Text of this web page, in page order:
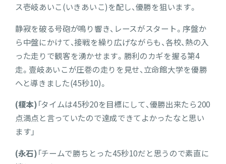
ス壱岐あいこ(いきあいこ)を配し、優勝を狙います。
静寂を破る号砲が鳴り響き、レースがスタート。序盤か
ら中盤にかけて、接戦を繰り広げながらも、各校、熱の入
った走りで観客を湧かせます。勝利のカギを握る第4
走。壹岐あいこが圧巻の走りを見せ、立命館大学を優勝
へと導きました(45秒10)。
(榎本)「タイムは45秒20を目標にして、優勝出来たら200
点満点と言っていたので達成できてよかったなと思い
ます」
(永石)「チームで勝ちとった45秒10だと思うので素直に